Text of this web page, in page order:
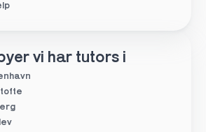
vi har tutors i